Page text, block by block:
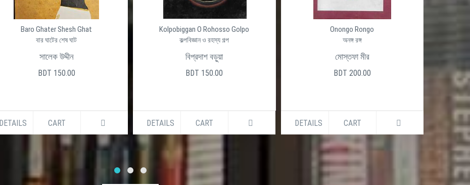
Baro Ghater Shesh Ghat
বার ঘাটের শেষ ঘাট
সালেক উদ্দীন
BDT 150.00
DETAILS CART
Kolpobiggan O Rohosso Golpo
কল্পবিজ্ঞান ও রহস্য গল্প
বিপ্রদাশ বড়ুয়া
BDT 150.00
DETAILS CART
Onongo Rongo
অনঙ্গ রঙ্গ
মোস্তফা মীর
BDT 200.00
DETAILS CART DETAILS